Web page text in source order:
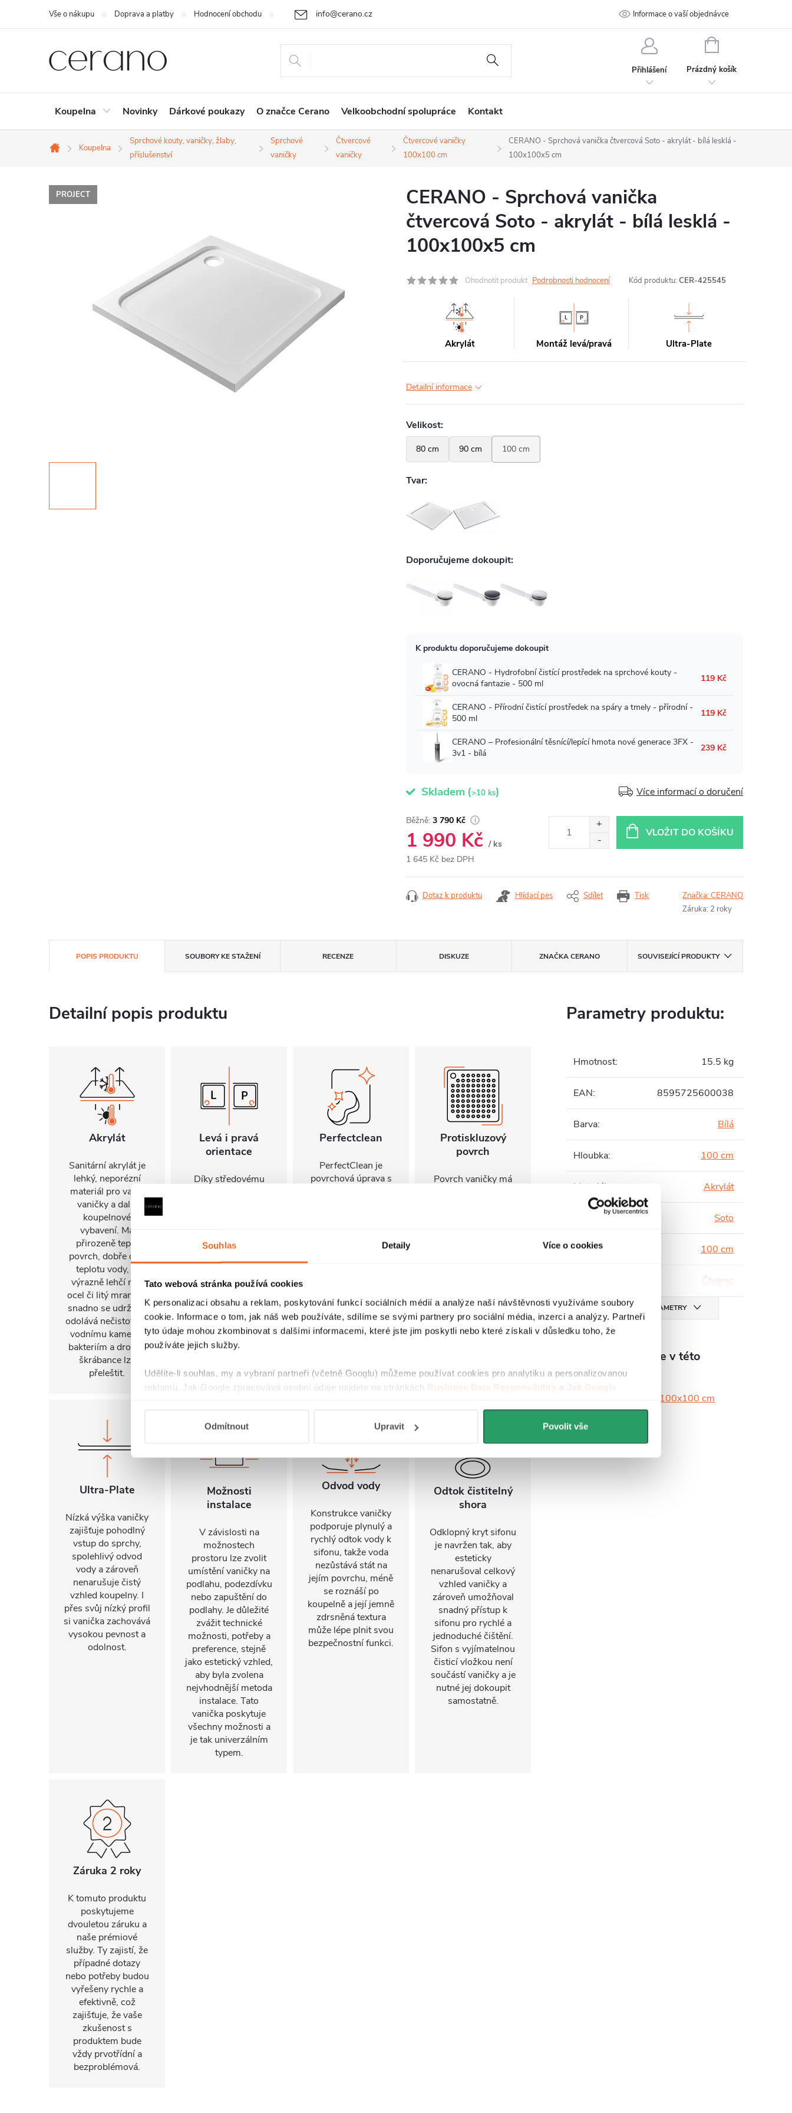
Souhlas Detaily Více o cookies
Tato webová stránka používá cookies
K personalizaci obsahu a reklam, poskytování funkcí sociálních médií a analýze naší návštěvnosti využíváme soubory
cookie. Informace o tom, jak náš web používáte, sdílíme se svými partnery pro sociální média, inzerci a analýzy. Partneři
tyto údaje mohou zkombinovat s dalšími informacemi, které jste jim poskytli nebo které získali v důsledku toho, že
používáte jejich služby.
Udělíte-li souhlas, my a vybraní partneři (včetně Googlu) můžeme používat cookies pro analytiku a personalizovanou
reklamu. Jak Google zpracovává osobní údaje najdete na stránkách Business Data Responsibility a Jak Google
Odmítnout Upravit Povolit vše
+420 226 400 232
info@cerano.cz
Vše o nákupu Doprava a platby Hodnocení obchodu Cenová nabídka na míru Ochrana osobních údajů Kontakt
Informace o vaší objednávce
Přihlášení
NÁKUPNÍ
Prázdný košík
Koupelna Novinky Dárkové poukazy O značce Cerano Velkoobchodní spolupráce Kontakt
Domů
Koupelna
Sprchové kouty, vaničky, žlaby,
příslušenství
Sprchové
vaničky
Čtvercové
vaničky
Čtvercové vaničky
100x100 cm
CERANO - Sprchová vanička čtvercová Soto - akrylát - bílá lesklá -
100x100x5 cm
PROJECT
CERANO - Sprchová vanička
čtvercová Soto - akrylát - bílá lesklá -
100x100x5 cm
Ohodnotit produkt Podrobnosti hodnocení Kód produktu: CER-425545
Akrylát Montáž levá/pravá Ultra-Plate
Detailní informace
Skladem (>10 ks) Více informací o doručení
3 790 Kč
1 990 Kč / ks
1 645 Kč bez DPH
VLOŽIT DO KOŠÍKU
Tisk
Dotaz k produktu Hlídací pes Sdílet Značka:CERANO
Záruka: 2 roky
POPIS PRODUKTU SOUBORY KE STAŽENÍ RECENZE DISKUZE ZNAČKACERANO SOUVISEJÍCÍ PRODUKTY
Detailní popis produktu
Akrylát
Sanitární akrylát je
lehký, neporézní
materiál pro vany,
vaničky a další
koupelnové
vybavení. Má
přirozeně teplý
povrch, dobře drží
teplotu vody, je
výrazně lehčí než
ocel či litý mramor,
snadno se udržuje,
odolává nečistotám,
vodnímu kameni i
bakteriím a drobné
škrábance lze
přeleštit.
Levá i pravá
orientace
Díky středovému
instalovat na pravou
prostoru i
individuálním
požadavkům
koupelny.
Perfectclean
PerfectClean je
povrchová úprava s
omezuje usazování
zachování těchto
vlastností
doporučujeme
nabídky.
Protiskluzový
povrch
Povrch vaničky má
větší bezpečnosti v
koupelně.
Ultra-Plate
Nízká výška vaničky
zajišťuje pohodlný
vstup do sprchy,
spolehlivý odvod
vody a zároveň
nenarušuje čistý
vzhled koupelny. I
přes svůj nízký profil
si vanička zachovává
vysokou pevnost a
odolnost.
Možnosti
instalace
V závislosti na
možnostech
prostoru lze zvolit
umístění vaničky na
podlahu, podezdívku
nebo zapuštění do
podlahy. Je důležité
zvážit technické
možnosti, potřeby a
preference, stejně
jako estetický vzhled,
aby byla zvolena
nejvhodnější metoda
instalace. Tato
vanička poskytuje
všechny možnosti a
je tak univerzálním
typem.
Odvod vody
Konstrukce vaničky
podporuje plynulý a
rychlý odtok vody k
sifonu, takže voda
nezůstává stát na
jejím povrchu, méně
se roznáší po
koupelně a její jemně
zdrsněná textura
může lépe plnit svou
bezpečnostní funkci.
Odtok čistitelný
shora
Odklopný kryt sifonu
je navržen tak, aby
esteticky
nenarušoval celkový
vzhled vaničky a
zároveň umožňoval
snadný přístup k
sifonu pro rychlé a
jednoduché čištění.
Sifon s vyjímatelnou
čisticí vložkou není
součástí vaničky a je
nutné jej dokoupit
samostatně.
Záruka 2 roky
K tomuto produktu
poskytujeme
dvouletou záruku a
naše prémiové
služby. Ty zajistí, že
případné dotazy
nebo potřeby budou
vyřešeny rychle a
efektivně, což
zajišťuje, že vaše
zkušenost s
produktem bude
vždy prvotřídní a
bezproblémová.
Parametry produktu:
Hmotnost: 15.5 kg
EAN: 8595725600038
Barva: Bílá
Hloubka: 100 cm
Materiál Akrylát
Soto
Šířka: 100 cm
Čtverec
VŠECHNY PARAMETRY
Produkt naleznete v této
kategorii
Čtvercové vaničky 100x100 cm